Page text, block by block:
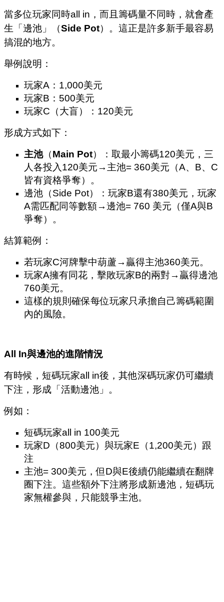
當多位玩家同時all in，而且籌碼量不同時，就會產
生「邊池」（Side Pot）。這正是許多新手最容易
搞混的地方。
舉例說明：
玩家A：1,000美元
玩家B：500美元
玩家C（大盲）：120美元
形成方式如下：
主池（Main Pot）：取最小籌碼120美元，三
人各投入120美元→主池= 360美元（A、B、C
皆有資格爭奪）。
邊池（Side Pot）：玩家B還有380美元，玩家
A需匹配同等數額→邊池= 760 美元（僅A與B
爭奪）。
結算範例：
若玩家C河牌擊中葫蘆→贏得主池360美元。
玩家A擁有同花，擊敗玩家B的兩對→贏得邊池
760美元。
這樣的規則確保每位玩家只承擔自己籌碼範圍
內的風險。
All In與邊池的進階情況
有時候，短碼玩家all in後，其他深碼玩家仍可繼續
下注，形成「活動邊池」。
例如：
短碼玩家all in 100美元
玩家D（800美元）與玩家E（1,200美元）跟
注
主池= 300美元，但D與E後續仍能繼續在翻牌
圈下注。這些額外下注將形成新邊池，短碼玩
家無權參與，只能競爭主池。